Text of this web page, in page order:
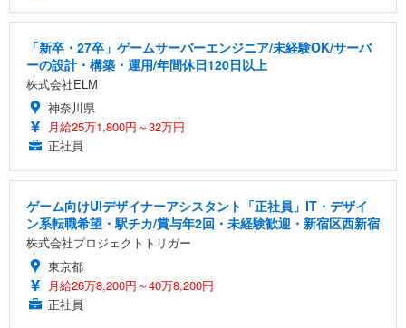
「新卒・27卒」ゲームサーバーエンジニア/未経験OK/サーバ
ーの設計・構築・運用/年間休日120日以上
株式会社ELM
神奈川県
月給25万1,800円～32万円
正社員
ゲーム向けUIデザイナーアシスタント「正社員」IT・デザイ
ン系転職希望・駅チカ/賞与年2回・未経験歓迎・新宿区西新宿
株式会社プロジェクトトリガー
東京都
月給26万8,200円～40万8,200円
正社員